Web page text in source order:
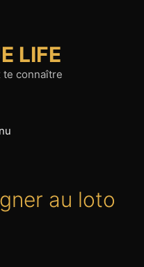
LIFE
te connaître
au loto